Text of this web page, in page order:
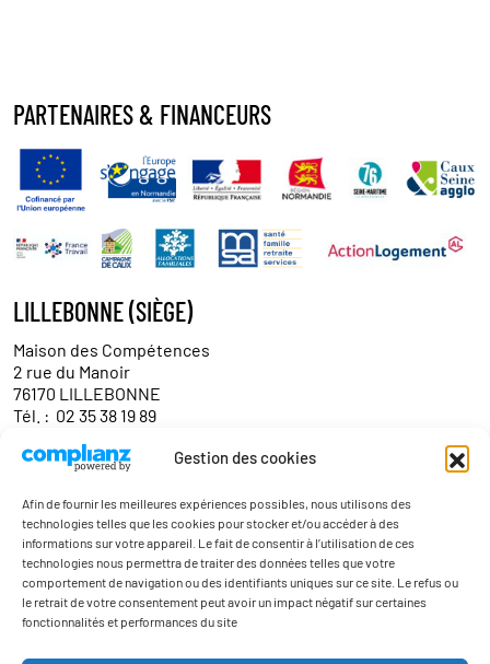
Gestion des cookies
Afin de fournir les meilleures expériences possibles, nous utilisons des
technologies telles que les cookies pour stocker et/ou accéder à des
informations sur votre appareil. Le fait de consentir à l’utilisation de ces
technologies nous permettra de traiter des données telles que votre
comportement de navigation ou des identifiants uniques sur ce site. Le refus ou
le retrait de votre consentement peut avoir un impact négatif sur certaines
fonctionnalités et performances du site
PARTENAIRES & FINANCEURS
LILLEBONNE (SIÈGE)
Maison des Compétences
2 rue du Manoir
76170 LILLEBONNE
Tél. : 02 35 38 19 89
Contact